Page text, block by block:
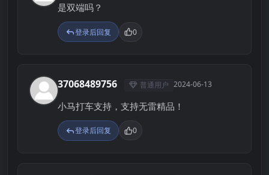
是双端吗？
登录后回复 0
3 37068489756 普通用户 2024-06-13
小马打车支持，支持无雷精品！
登录后回复 0